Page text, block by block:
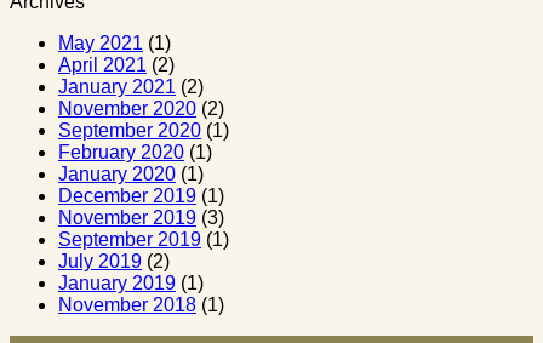
May 2021 (1)
April 2021 (2)
January 2021 (2)
November 2020 (2)
September 2020 (1)
February 2020 (1)
January 2020 (1)
December 2019 (1)
November 2019 (3)
September 2019 (1)
July 2019 (2)
January 2019 (1)
November 2018 (1)